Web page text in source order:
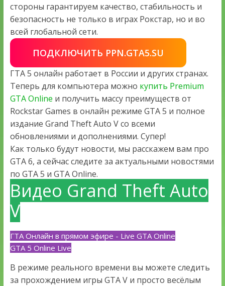
стороны гарантируем качество, стабильность и
безопасность не только в играх Рокстар, но и во
всей глобальной сети.
ПОДКЛЮЧИТЬ PPN.GTA5.SU
ГТА 5 онлайн работает в России и других странах.
Теперь для компьютера можно купить Premium
GTA Online и получить массу преимуществ от
Rockstar Games в онлайн режиме GTA 5 и полное
издание Grand Theft Auto V со всеми
обновлениями и дополнениями. Супер!
Как только будут новости, мы расскажем вам про
GTA 6, а сейчас следите за актуальными новостями
по GTA 5 и GTA Online.
Видео Grand Theft Auto
V
ГТА Онлайн в прямом эфире - Live GTA Online
GTA 5 Online Live
В режиме реального времени вы можете следить
за прохождением игры GTA V и просто весёлым